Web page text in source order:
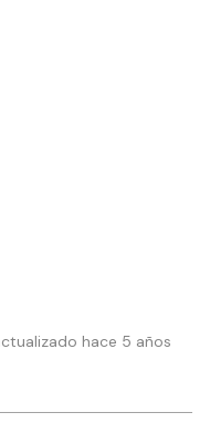
hace 5 años